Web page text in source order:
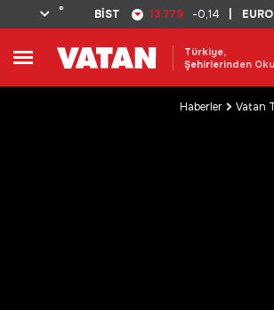
° BİST 13.779 -0,14 EURO
Türkiye,
Şehirlerinden
Haberler Vatan